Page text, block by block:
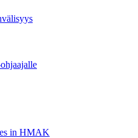
in HMAK